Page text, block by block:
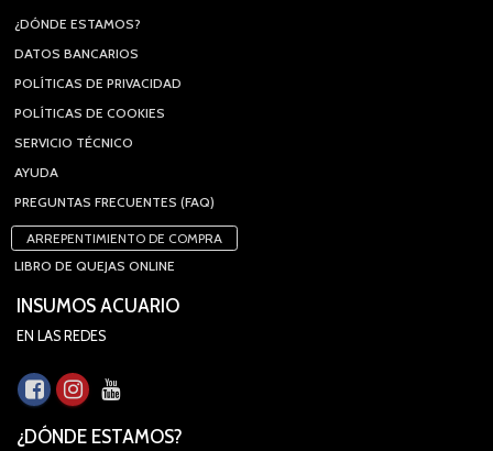
¿DÓNDE ESTAMOS?
DATOS BANCARIOS
POLÍTICAS DE PRIVACIDAD
POLÍTICAS DE COOKIES
SERVICIO TÉCNICO
AYUDA
PREGUNTAS FRECUENTES (FAQ)
ARREPENTIMIENTO DE COMPRA
LIBRO DE QUEJAS ONLINE
INSUMOS ACUARIO
EN LAS REDES
¿DÓNDE ESTAMOS?